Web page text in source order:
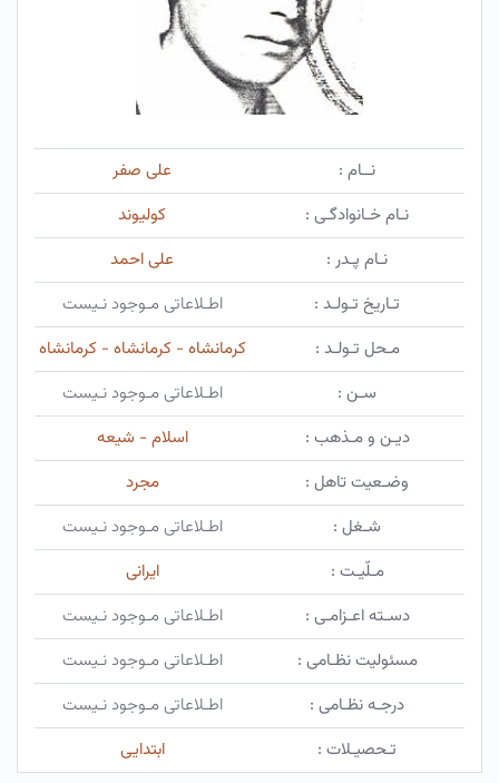
نــام :
علی صفر
نـام خـانوادگـی :
کولیوند
نـام پـدر :
علی احمد
تـاریخ تـولـد :
اطـلاعاتی مـوجود نـیست
مـحل تـولـد :
کرمانشاه - کرمانشاه - کرمانشاه
سـن :
اطـلاعاتی مـوجود نـیست
دیـن و مـذهب :
اسلام - شیعه
وضـعیت تاهل :
مجرد
شـغل :
اطـلاعاتی مـوجود نـیست
مـلّیـت :
ایرانی
دسـته اعـزامـی :
اطـلاعاتی مـوجود نـیست
مسئولیت نظـامی :
اطـلاعاتی مـوجود نـیست
درجـه نظـامی :
اطـلاعاتی مـوجود نـیست
تـحصیـلات :
ابتدایی